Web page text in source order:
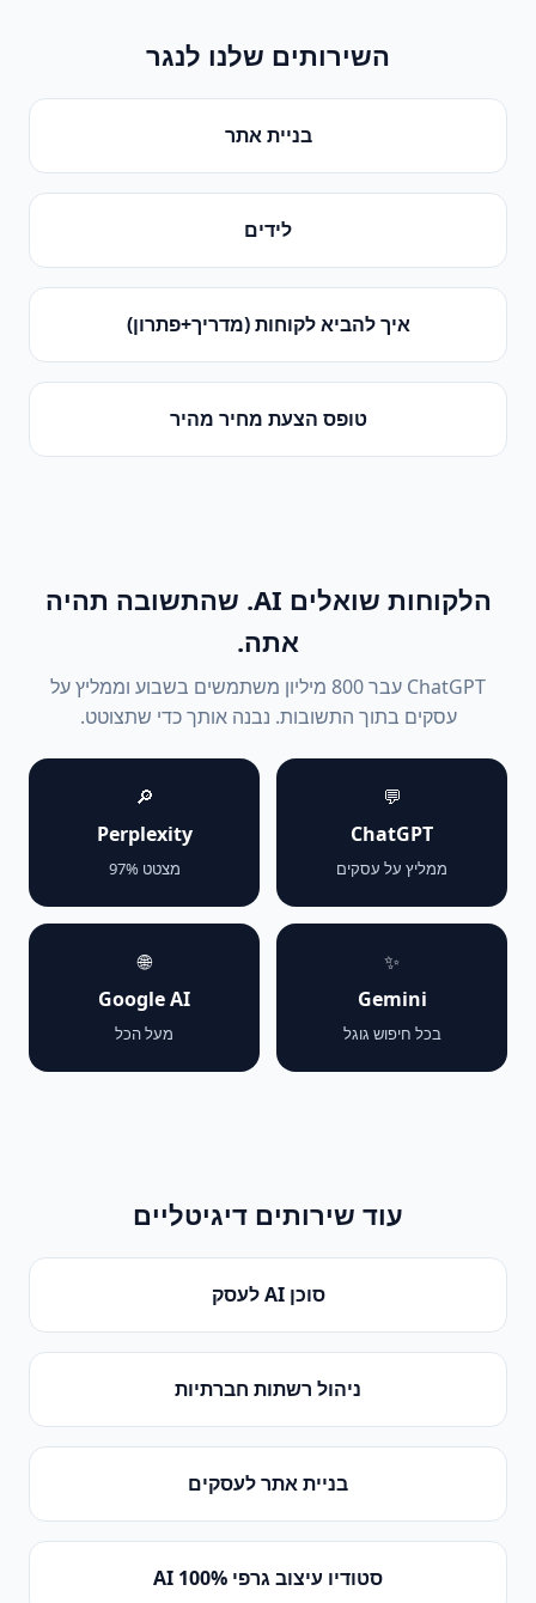
השירותים שלנו לנגר
בניית אתר
לידים
איך להביא לקוחות (מדריך+פתרון)
טופס הצעת מחיר מהיר
הלקוחות שואלים AI. שהתשובה תהיה
אתה.
ChatGPT עבר 800 מיליון משתמשים בשבוע וממליץ על
עסקים בתוך התשובות. נבנה אותך כדי שתצוטט.
💬
ChatGPT
ממליץ על עסקים
🔎
Perplexity
מצטט 97%
✨
Gemini
בכל חיפוש גוגל
🌐
Google AI
מעל הכל
עוד שירותים דיגיטליים
סוכן AI לעסק
ניהול רשתות חברתיות
בניית אתר לעסקים
סטודיו עיצוב גרפי 100% AI